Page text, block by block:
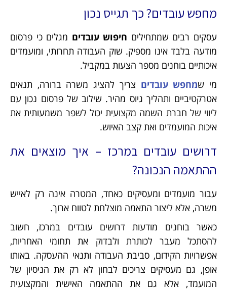
מחפש עובדים? כך תגייס נכון
עסקים רבים שמתחילים חיפוש עובדים מגלים כי פרסום
מודעה בלבד אינו מספיק. שוק העבודה תחרותי, ומועמדים
איכותיים בוחנים מספר הצעות במקביל.
מי שמחפש עובדים צריך להציג משרה ברורה, תנאים
אטרקטיביים ותהליך גיוס מהיר. שילוב של פרסום נכון עם
ליווי של חברת השמה מקצועית יכול לשפר משמעותית את
איכות המועמדים ואת קצב האיוש.
דרושים עובדים במרכז – איך מוצאים את
ההתאמה הנכונה?
עבור מועמדים ומעסיקים כאחד, המטרה אינה רק לאייש
משרה, אלא ליצור התאמה מוצלחת לטווח ארוך.
כאשר בוחנים מודעות דרושים עובדים במרכז, חשוב
להסתכל מעבר לכותרת ולבדוק את תחומי האחריות,
אפשרויות הקידום, סביבת העבודה ותנאי ההעסקה. באותו
אופן, גם מעסיקים צריכים לבחון לא רק את הניסיון של
המועמד, אלא גם את ההתאמה האישית והמקצועית